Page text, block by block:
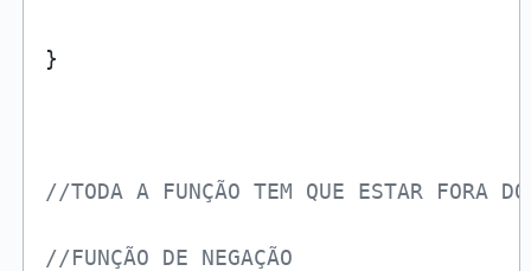
}
//TODA A FUNÇÃO TEM QUE ESTAR FORA
//FUNÇÃO DE NEGAÇÃO